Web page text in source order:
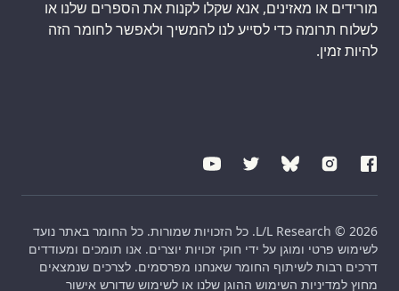
מורידים או מאזינים, אנא שקלו לקנות את הספרים שלנו או
לשלוח תרומה כדי לסייע לנו להמשיך ולאפשר לחומר הזה
להיות זמין.
L/L Research © 2026. כל הזכויות שמורות. כל החומר באתר נועד
לשימוש פרטי ומוגן על ידי חוקי זכויות יוצרים. אנו תומכים ומעודדים
דרכים רבות לשיתוף החומר שאנחנו מפרסמים. לצרכים שנמצאים
מחוץ למדיניות השימוש ההוגן שלנו או לשימוש שדורש אישור